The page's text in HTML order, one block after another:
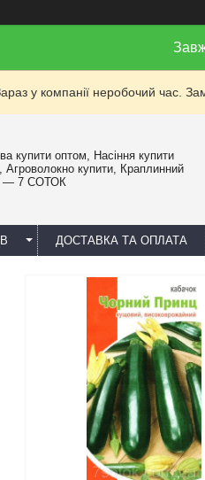
у компанії неробочий час.
купити оптом, Насіння купити
Агроволокно купити, Краплинний
— 7 СОТОК
ДОСТАВКА ТА ОПЛАТА